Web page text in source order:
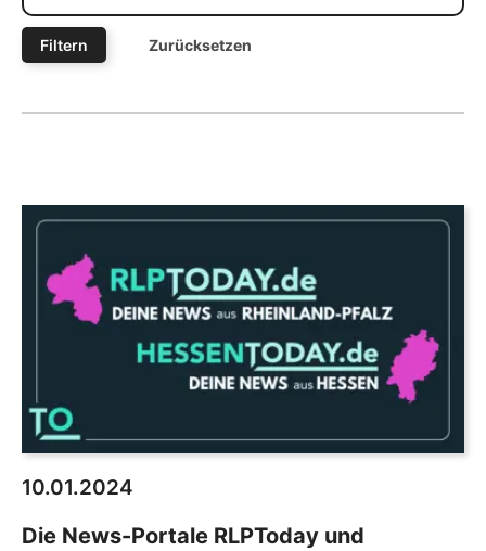
Filtern Zurücksetzen
10.01.2024
Die News-Portale RLPToday und